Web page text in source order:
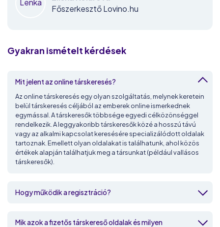
Főszerkesztő Lovino.hu
Gyakran ismételt kérdések
Mit jelent az online társkeresés?
Az online társkeresés egy olyan szolgáltatás, melynek keretein
belül társkeresés céljából az emberek online ismerkednek
egymással. A társkeresők többsége egyedi célközönséggel
rendelkezik. A leggyakoribb társkeresők közé a hosszú távú
vagy az alkalmi kapcsolat keresésére specializálódott oldalak
tartoznak. Emellett olyan oldalakat is találhatunk, ahol közös
értékek alapján találhatjuk meg a társunkat (például vallásos
társkeresők).
Hogy működik a regisztráció?
Mik azok a fizetős társkereső oldalak és milyen